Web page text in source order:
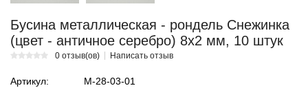
Бусина металлическая - рондель Снежинка
(цвет - античное серебро) 8х2 мм, 10 штук
0 отзыв(ов) Написать отзыв
Артикул:
М-28-03-01